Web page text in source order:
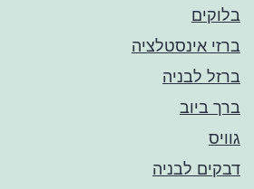
בלוקים
ברזי אינסטלציה
ברזל לבניה
ברך ביוב
גוויס
דבקים לבניה